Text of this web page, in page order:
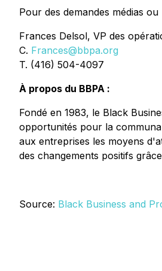
Pour des demandes médias
Frances Delsol, VP des
C. Frances@bbpa.org
T. (416) 504-4097
À propos du BBPA :
Fondé en 1983, le Black
opportunités pour la
aux entreprises les moyens
des changements positifs
Source: Black Business and